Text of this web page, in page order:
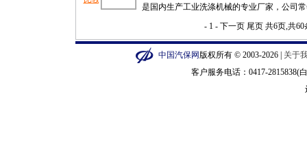
是国内生产工业洗涤机械的专业厂家，公司
- 1 - 下一页 尾页共6页,共60
中国汽保网版权所有 © 2003-2026 | 关于
客户服务电话：0417-